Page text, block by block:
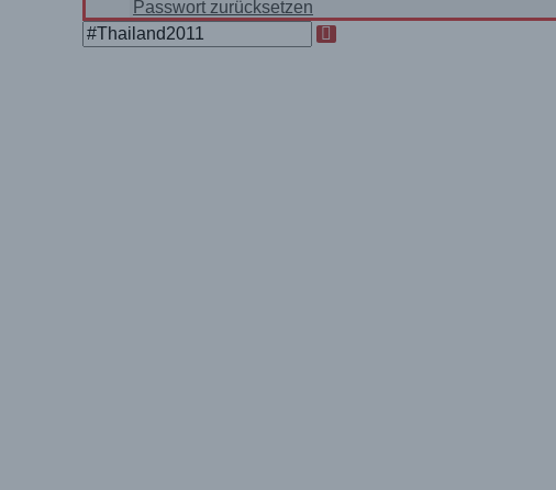
Passwort zurücksetzen
Search
for: